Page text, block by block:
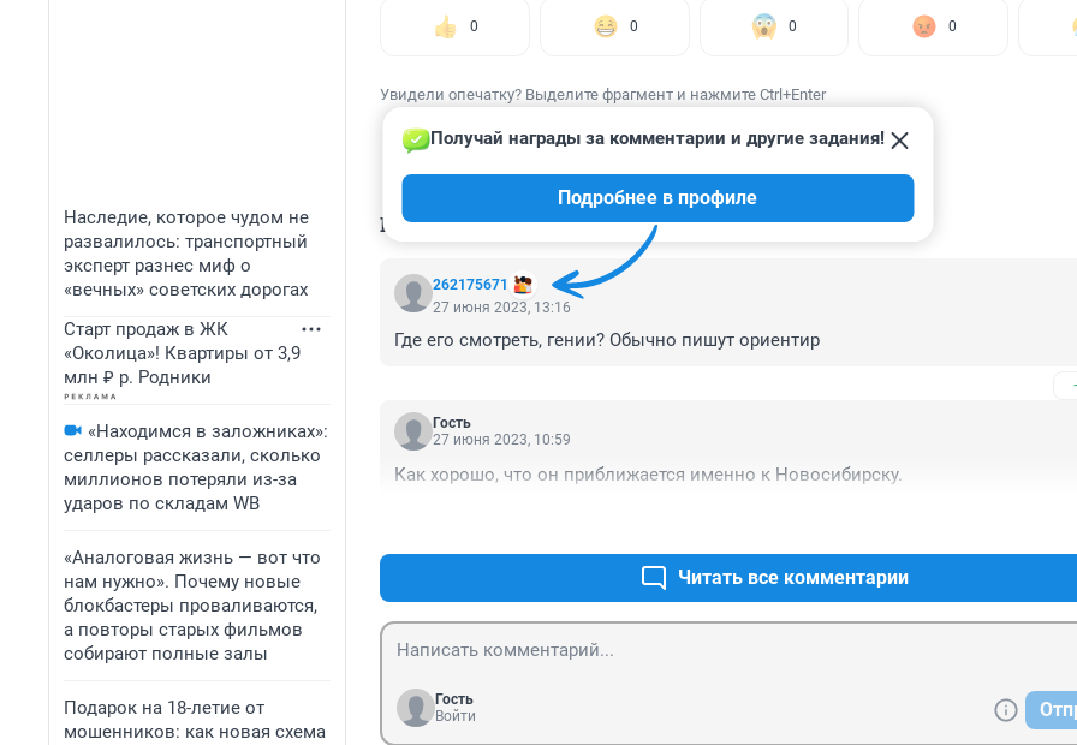
Наследие, которое чудом не
развалилось: транспортный
эксперт разнес миф о
«вечных» советских дорогах
Старт продаж в ЖК
«Околица»! Квартиры от 3,9
млн ₽ р. Родники
«Находимся в заложниках»:
селлеры рассказали, сколько
миллионов потеряли из-за
ударов по складам WB
«Аналоговая жизнь — вот что
нам нужно». Почему новые
блокбастеры проваливаются,
а повторы старых фильмов
собирают полные залы
Подарок на 18-летие от
мошенников: как новая схема
0 0 0 0
Увидели опечатку? Выделите фрагмент и нажмите Ctrl+Enter
КОММЕНТАРИИ 10
262175671
Получай награды за комментарии и другие задания!
Подробнее в профиле
27 июня 2023, 13:16
Где его смотреть, гении? Обычно пишут ориентир
Гость
27 июня 2023, 10:59
Как хорошо, что он приближается именно к Новосибирску.
Читать все комментарии
Гость
Войти